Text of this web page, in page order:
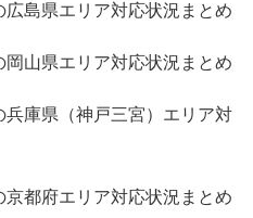
島県エリア対応状況まとめ
山県エリア対応状況まとめ
庫県（神戸三宮）エリア対
都府エリア対応状況まとめ